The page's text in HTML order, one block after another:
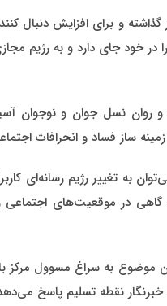
گذاشته و برای افزایش
را در خود جای دارد و به
و روان نسل جوان و نوجوان
ساز فساد و انحرافات
به تغییر رژیم رسانه‌ای
که گاهی در موقعیت‌های
موضوع به سراغ مسوول مرکز
خبرنگار نقطه تسلیم پاسخ